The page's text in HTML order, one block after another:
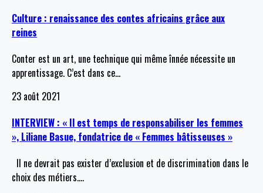
Culture : renaissance des contes africains grâce aux
reines
Conter est un art, une technique qui même înnée nécessite un
apprentissage. C’est dans ce…
23 août 2021
INTERVIEW : « Il est temps de responsabiliser les femmes
», Liliane Basue, fondatrice de « Femmes bâtisseuses »
Il ne devrait pas exister d’exclusion et de discrimination dans le
choix des métiers.…